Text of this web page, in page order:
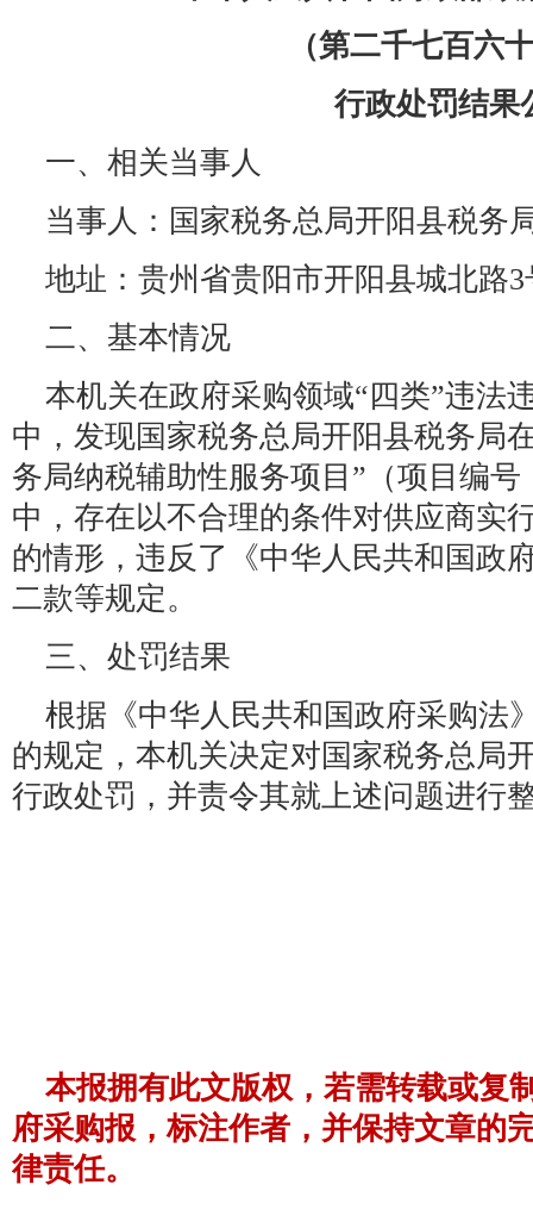
（第二千七百六
行政处罚结果
一、相关当事人
当事人：国家税务总局开阳县税务
地址：贵州省贵阳市开阳县城北路3
二、基本情况
本机关在政府采购领域“四类”违法
中，发现国家税务总局开阳县税务局
务局纳税辅助性服务项目”（项目编号
中，存在以不合理的条件对供应商实
的情形，违反了《中华人民共和国政
二款等规定。
三、处罚结果
根据《中华人民共和国政府采购法
的规定，本机关决定对国家税务总局
行政处罚，并责令其就上述问题进行
本报拥有此文版权，若需转载或复
府采购报，标注作者，并保持文章的
律责任。